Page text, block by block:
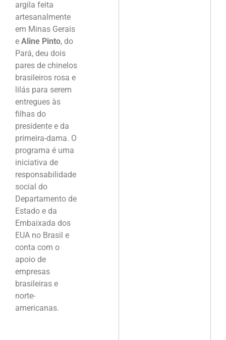
argila feita
artesanalmente
em Minas Gerais
e Aline Pinto, do
Pará, deu dois
pares de chinelos
brasileiros rosa e
lilás para serem
entregues às
filhas do
presidente e da
primeira-dama. O
programa é uma
iniciativa de
responsabilidade
social do
Departamento de
Estado e da
Embaixada dos
EUA no Brasil e
conta com o
apoio de
empresas
brasileiras e
norte-
americanas.